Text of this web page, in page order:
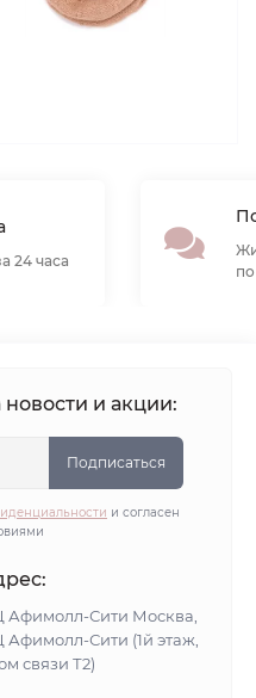
24 часа
и акции:
Подписаться
и согласен
Афимолл-Сити Москва,
Сити (1й этаж,
связи Т2)